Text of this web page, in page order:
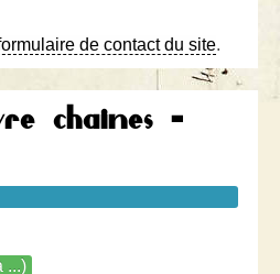
de contact du site.
chaines -
...)